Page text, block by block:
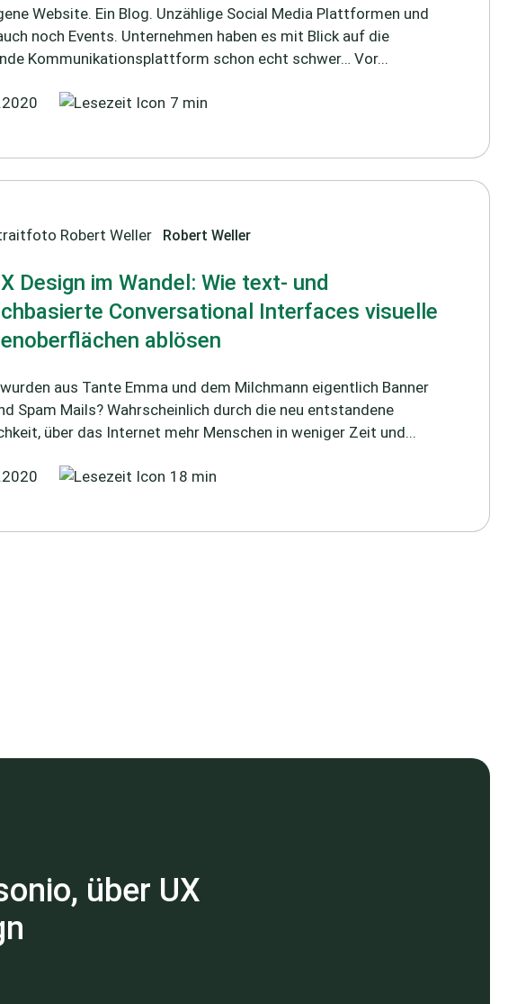
Website. Ein Blog. Unzählige Social Media Plattformen und
noch Events. Unternehmen haben es mit Blick auf die
Kommunikationsplattform schon echt schwer… Vor...
7 min
Robert Weller
Design im Wandel: Wie text- und
Conversational Interfaces visuelle
ablösen
aus Tante Emma und dem Milchmann eigentlich Banner
Spam Mails? Wahrscheinlich durch die neu entstandene
über das Internet mehr Menschen in weniger Zeit und...
18 min
über UX